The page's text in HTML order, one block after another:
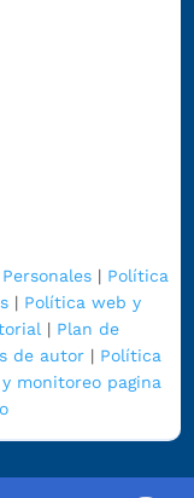
| Política
| Política web y
| Plan de
de autor| Política
y monitoreo pagina